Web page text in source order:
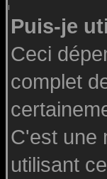
Puis-je
Ceci
complet
C'est une
utilisant